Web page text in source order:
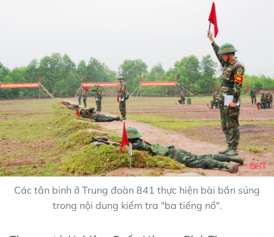
Các tân binh ở Trung đoàn 841 thực hiện bài bắn súng
trong nội dung kiểm tra "ba tiếng nổ".